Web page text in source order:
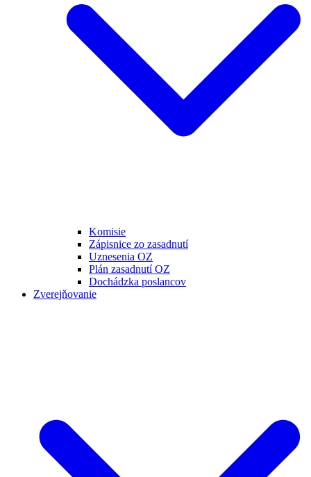
Komisie
Zápisnice zo zasadnutí
Uznesenia OZ
Plán zasadnutí OZ
Dochádzka poslancov
Zverejňovanie